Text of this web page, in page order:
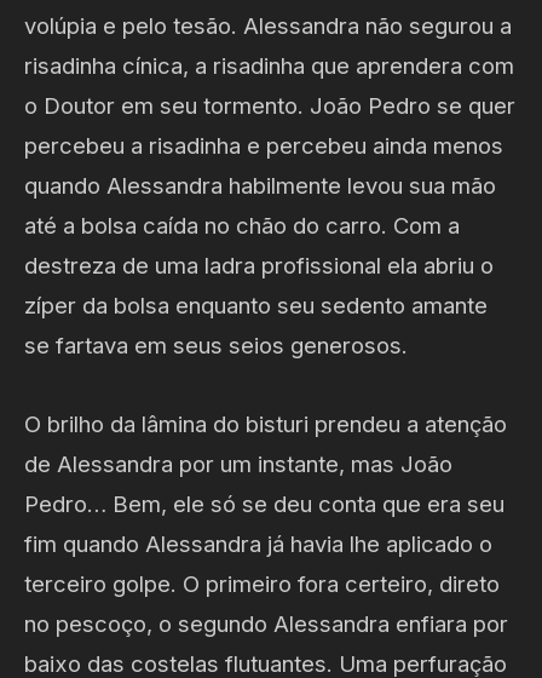
volúpia e pelo tesão. Alessandra não segurou a
risadinha cínica, a risadinha que aprendera com
o Doutor em seu tormento. João Pedro se quer
percebeu a risadinha e percebeu ainda menos
quando Alessandra habilmente levou sua mão
até a bolsa caída no chão do carro. Com a
destreza de uma ladra profissional ela abriu o
zíper da bolsa enquanto seu sedento amante
se fartava em seus seios generosos.
O brilho da lâmina do bisturi prendeu a atenção
de Alessandra por um instante, mas João
Pedro… Bem, ele só se deu conta que era seu
fim quando Alessandra já havia lhe aplicado o
terceiro golpe. O primeiro fora certeiro, direto
no pescoço, o segundo Alessandra enfiara por
baixo das costelas flutuantes. Uma perfuração